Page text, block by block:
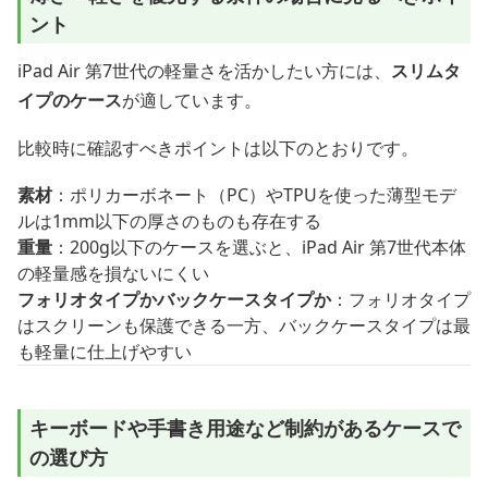
ント
iPad Air 第7世代の軽量さを活かしたい方には、 スリムタ
イプのケースが適しています。
比較時に確認すべきポイントは以下のとおりです。
素材：ポリカーボネート（PC）やTPUを使った薄型モデ
ルは1mm以下の厚さのものも存在する
重量 ：200g以下のケースを選ぶと、iPad Air 第7世代本体
の軽量感を損ないにくい
フォリオタイプかバックケースタイプか：フォリオタイプ
はスクリーンも保護できる一方、バックケースタイプは最
も軽量に仕上げやすい
キーボードや手書き用途など制約があるケースで
の選び方